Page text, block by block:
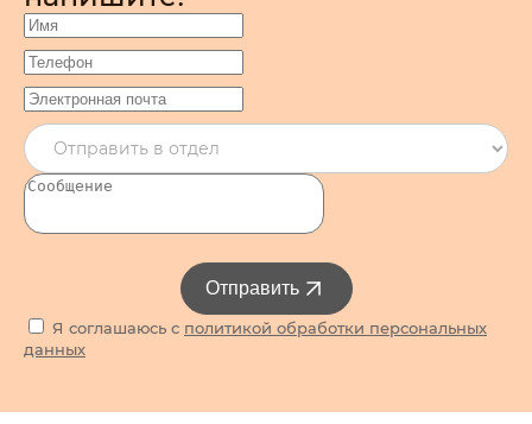
Я соглашаюсь с политикой обработки персональных
данных
Отправить